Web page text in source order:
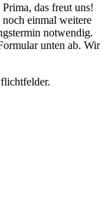
das freut uns!
einmal weitere
notwendig.
unten ab. Wir